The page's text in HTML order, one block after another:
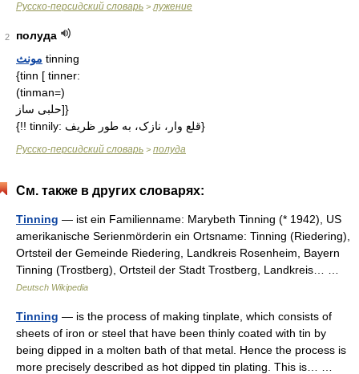
Русско-персидский словарь > лужение
2
полуда
مونث tinning
{tinn [ tinner:
(tinman=)
حلبی ساز]}
{!! tinnily: قلع وار، نازک، به طور ظریف}
Русско-персидский словарь > полуда
См. также в других словарях:
Tinning — ist ein Familienname: Marybeth Tinning (* 1942), US
amerikanische Serienmörderin ein Ortsname: Tinning (Riedering),
Ortsteil der Gemeinde Riedering, Landkreis Rosenheim, Bayern
Tinning (Trostberg), Ortsteil der Stadt Trostberg, Landkreis… …
Deutsch Wikipedia
Tinning — is the process of making tinplate, which consists of
sheets of iron or steel that have been thinly coated with tin by
being dipped in a molten bath of that metal. Hence the process is
more precisely described as hot dipped tin plating. This is… …